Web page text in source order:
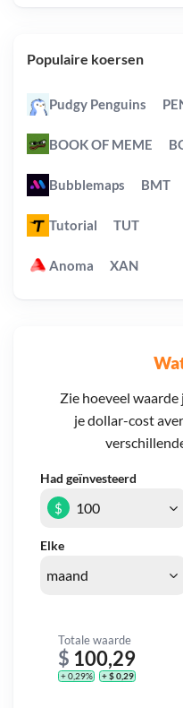
Zie hoeveel waarde
je dollar-cost
Had geïnvesteerd
Elke
$
Totale waarde
$ 100,29
+ 0,29% + $ 0,29
Populaire koersen
Pudgy Penguins
BOOK OF MEME
Bubblemaps BMT
Tutorial TUT
Anoma XAN